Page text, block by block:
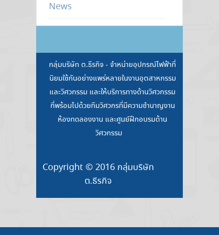
News
กลุ่มบริษัท ต.ธีรกิจ - จำหน่ายอุปกรณ์ไฟฟ้าที่
นิยมใช้กันอย่างแพร่หลายในงานอุตสาหกรรม
และวิศวกรรม และให้บริการทางด้านวิศวกรรม
ที่พร้อมไปด้วยทีมวิศวกรที่มีความชำนาญงาน
ห้องทดลองงาน และศูนย์ฝึกอบรมด้าน
วิศวกรรม
Copyright © 2016 กลุ่มบริษัท
ต.ธีรกิจ